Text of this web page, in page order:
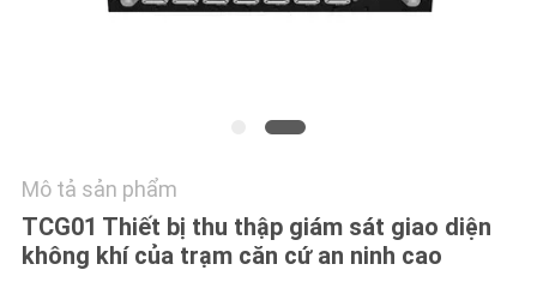
HỢP
YÊU
Mô tả sản phẩm
TCG01 Thiết bị thu thập giám sát giao diện
không khí của trạm căn cứ an ninh cao